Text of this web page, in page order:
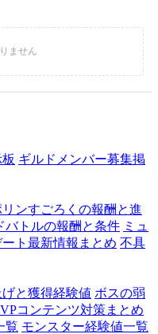
ギルドメンバー募集掲
リンすごろくの報酬と進
バトルの報酬と条件 ミュ
ト最新情報まとめ 不具
と獲得経験値 ボスの弱
コンテンツ対策まとめ
覧 モンスター経験値一覧